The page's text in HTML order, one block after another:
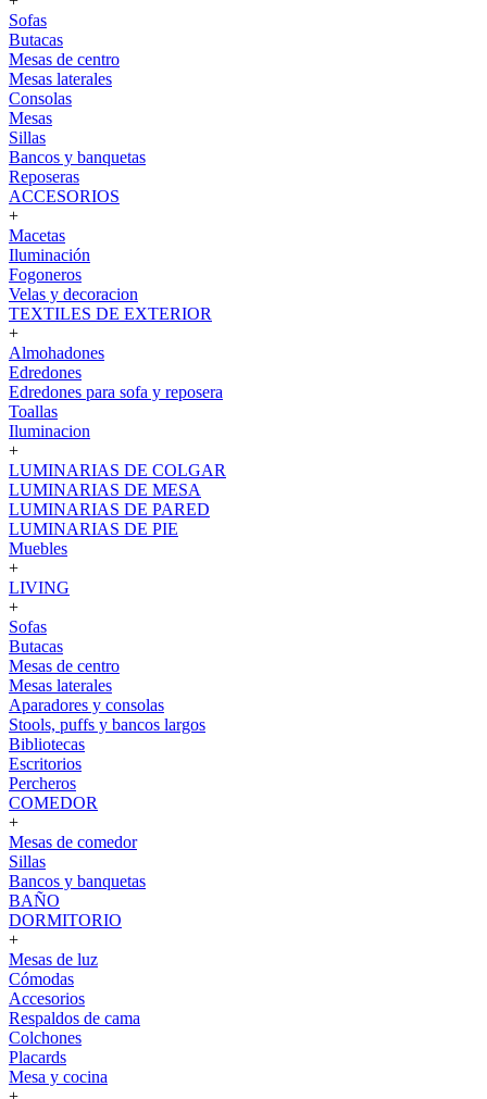
Sofas
Butacas
Mesas de centro
Mesas laterales
Consolas
Mesas
Sillas
Bancos y banquetas
Reposeras
ACCESORIOS
+
Macetas
Iluminación
Fogoneros
Velas y decoracion
TEXTILES DE EXTERIOR
+
Almohadones
Edredones
Edredones para sofa y reposera
Toallas
Iluminacion
+
LUMINARIAS DE COLGAR
LUMINARIAS DE MESA
LUMINARIAS DE PARED
LUMINARIAS DE PIE
Muebles
+
LIVING
+
Sofas
Butacas
Mesas de centro
Mesas laterales
Aparadores y consolas
Stools, puffs y bancos largos
Bibliotecas
Escritorios
Percheros
COMEDOR
+
Mesas de comedor
Sillas
Bancos y banquetas
BAÑO
DORMITORIO
+
Mesas de luz
Cómodas
Accesorios
Respaldos de cama
Colchones
Placards
Mesa y cocina